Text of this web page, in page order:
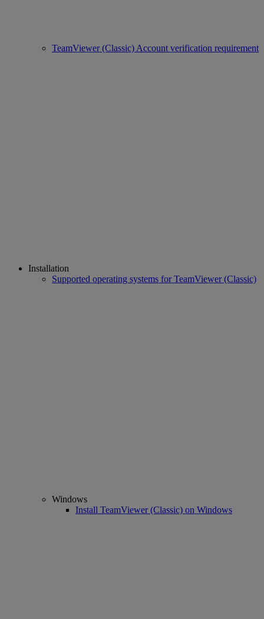
TeamViewer (Classic) Account verification requirement
Installation
Supported operating systems for TeamViewer (Classic)
Windows
Install TeamViewer (Classic) on Windows